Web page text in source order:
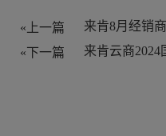
«上一篇
来肯8月经销
«下一篇
来肯云商2024